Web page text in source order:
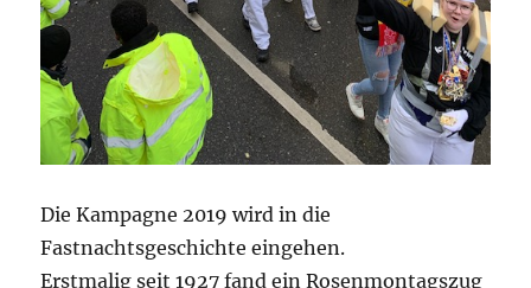
Die Kampagne 2019 wird in die
Fastnachtsgeschichte eingehen.
Erstmalig seit 1927 fand ein Rosenmontagszug